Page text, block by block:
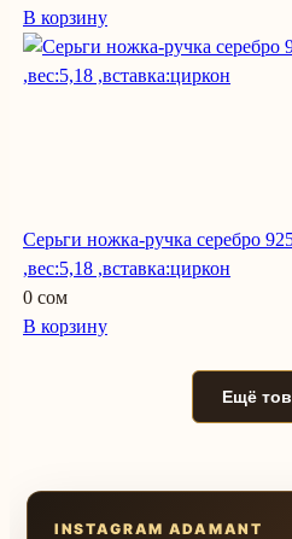
В корзину
Серьги ножка-ручка серебро
,вес:5,18 ,вставка:циркон
0 сом
В корзину
Ещё
INSTAGRAM ADAMANT